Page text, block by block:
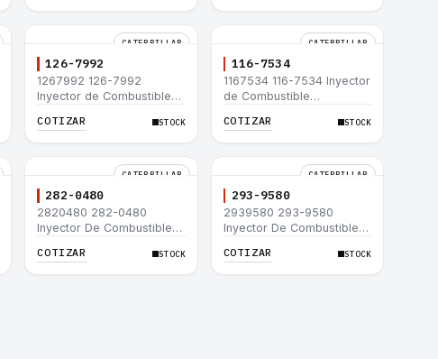
CATERPILLAR
126-7992
1267992 126-7992
Inyector de Combustible
3512B 3516B 3516C 854G
COTIZAR STOCK
CATERPILLAR
116-7534
1167534 116-7534 Inyector
de Combustible
3512B 3516B 3516C 854G
COTIZAR STOCK
CATERPILLAR
282-0480
2820480 282-0480
Inyector De Combustible
953D
COTIZAR STOCK
CATERPILLAR
293-9580
2939580 293-9580
Inyector De Combustible
953D
COTIZAR STOCK